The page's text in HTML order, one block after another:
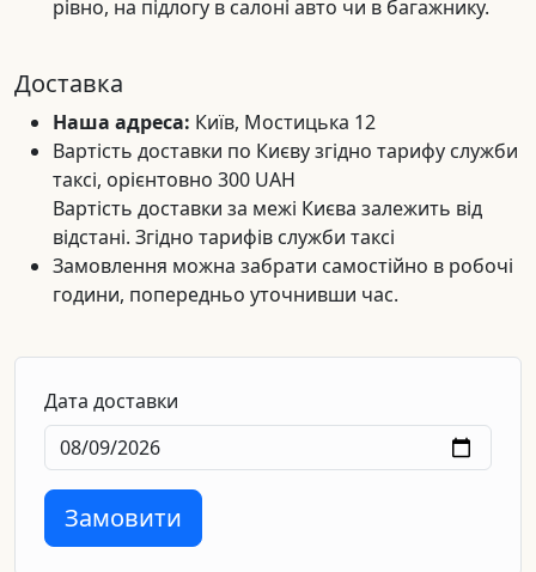
рівно, на підлогу в салоні авто чи в багажнику.
Доставка
Наша адреса: Київ, Мостицька 12
Вартість доставки по Києву згідно тарифу служби
таксі, орієнтовно 300 UAH
Вартість доставки за межі Києва залежить від
відстані. Згідно тарифів служби таксі
Замовлення можна забрати самостійно в робочі
години, попередньо уточнивши час.
Дата доставки
Замовити